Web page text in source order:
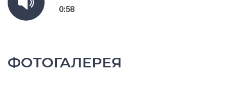
0:58
ФОТОГАЛЕРЕЯ